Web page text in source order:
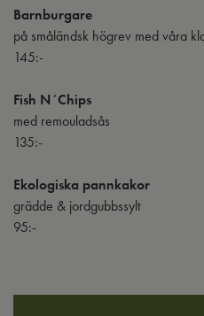
Barnburgare
på småländsk högrev med våra
145:-
Fish N´Chips
med remouladsås
135:-
Ekologiska pannkakor
grädde & jordgubbssylt
95:-